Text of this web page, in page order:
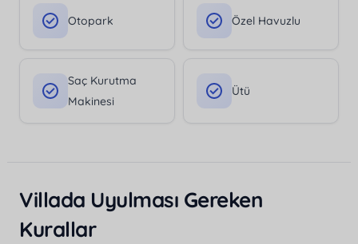
Otopark Özel Havuzlu
Saç Kurutma
Makinesi
Ütü
Villada Uyulması Gereken
Kurallar